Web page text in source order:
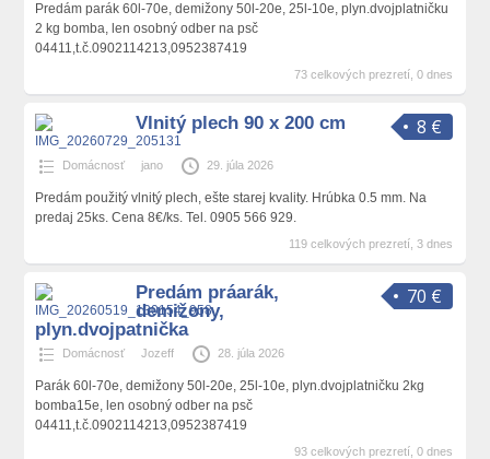
Predám parák 60l-70e, demižony 50l-20e, 25l-10e, plyn.dvojplatničku
2 kg bomba, len osobný odber na psč
04411,t.č.0902114213,0952387419
73 celkových prezretí, 0 dnes
8 €
Vlnitý plech 90 x 200 cm
Domácnosť jano 29. júla 2026
Predám použitý vlnitý plech, ešte starej kvality. Hrúbka 0.5 mm. Na
predaj 25ks. Cena 8€/ks. Tel. 0905 566 929.
119 celkových prezretí, 3 dnes
70 €
Predám práarák,
demižony,
plyn.dvojpatnička
Domácnosť Jozeff 28. júla 2026
Parák 60l-70e, demižony 50l-20e, 25l-10e, plyn.dvojplatničku 2kg
bomba15e, len osobný odber na psč
04411,t.č.0902114213,0952387419
93 celkových prezretí, 0 dnes